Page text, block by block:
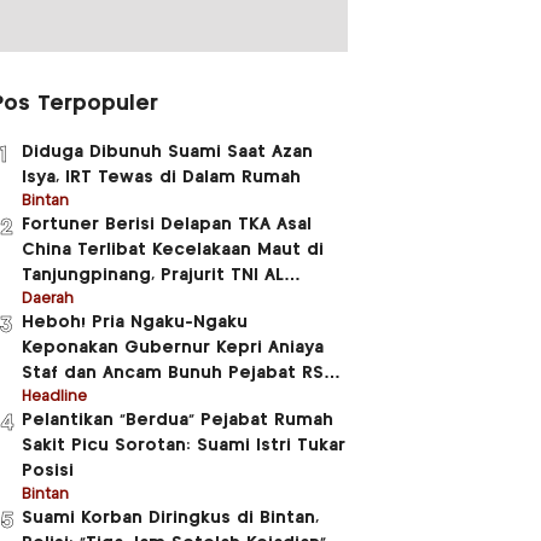
Terpopuler
Diduga Dibunuh Suami Saat Azan
Isya, IRT Tewas di Dalam Rumah
Bintan
Fortuner Berisi Delapan TKA Asal
China Terlibat Kecelakaan Maut di
Tanjungpinang, Prajurit TNI AL
Meninggal Dunia
Daerah
Heboh! Pria Ngaku-Ngaku
Keponakan Gubernur Kepri Aniaya
Staf dan Ancam Bunuh Pejabat RSUD
RAT
Headline
Pelantikan “Berdua” Pejabat Rumah
Sakit Picu Sorotan: Suami Istri Tukar
Posisi
Bintan
Suami Korban Diringkus di Bintan,